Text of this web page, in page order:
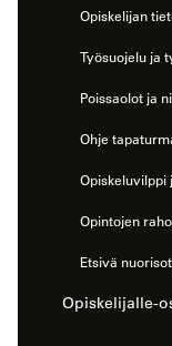
Opiskelijan
Työsuojelu ja
Poissaolot ja
Ohje
Opiskeluvilppi
Opintojen
Etsivä
Opiskelijalle-